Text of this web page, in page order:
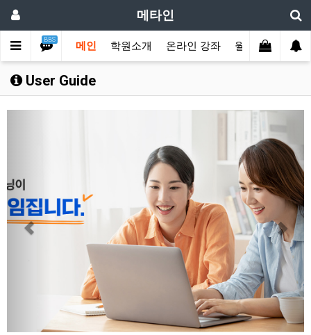
메타인
BBS
메인 학원소개 온라인 강좌 월수강권 결제
User Guide